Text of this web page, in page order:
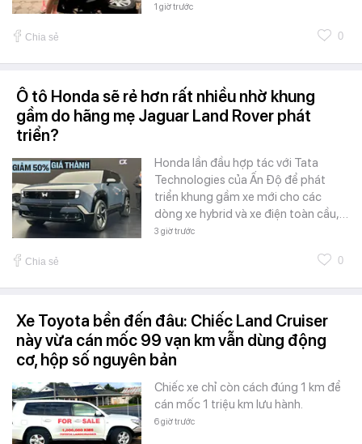
1 giờ trước
Chia sẻ 0
Ô tô Honda sẽ rẻ hơn rất nhiều nhờ khung
gầm do hãng mẹ Jaguar Land Rover phát
triển?
Honda lần đầu hợp tác với Tata
Technologies của Ấn Độ để phát
triển khung gầm xe mới cho các
dòng xe hybrid và xe điện toàn cầu,…
3 giờ trước
Chia sẻ 0
Xe Toyota bền đến đâu: Chiếc Land Cruiser
này vừa cán mốc 99 vạn km vẫn dùng động
cơ, hộp số nguyên bản
Chiếc xe chỉ còn cách đúng 1 km để
cán mốc 1 triệu km lưu hành.
6 giờ trước